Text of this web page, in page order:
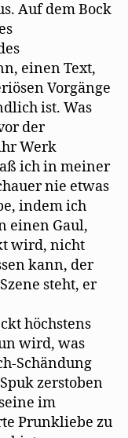
Auf dem Bock
einen Text,
Vorgänge
ist. Was
der
Werk
ich in meiner
nie etwas
indem ich
einen Gaul,
wird, nicht
kann, der
steht, er
höchstens
wird, was
Schändung
zerstoben
im
Prunkliebe zu